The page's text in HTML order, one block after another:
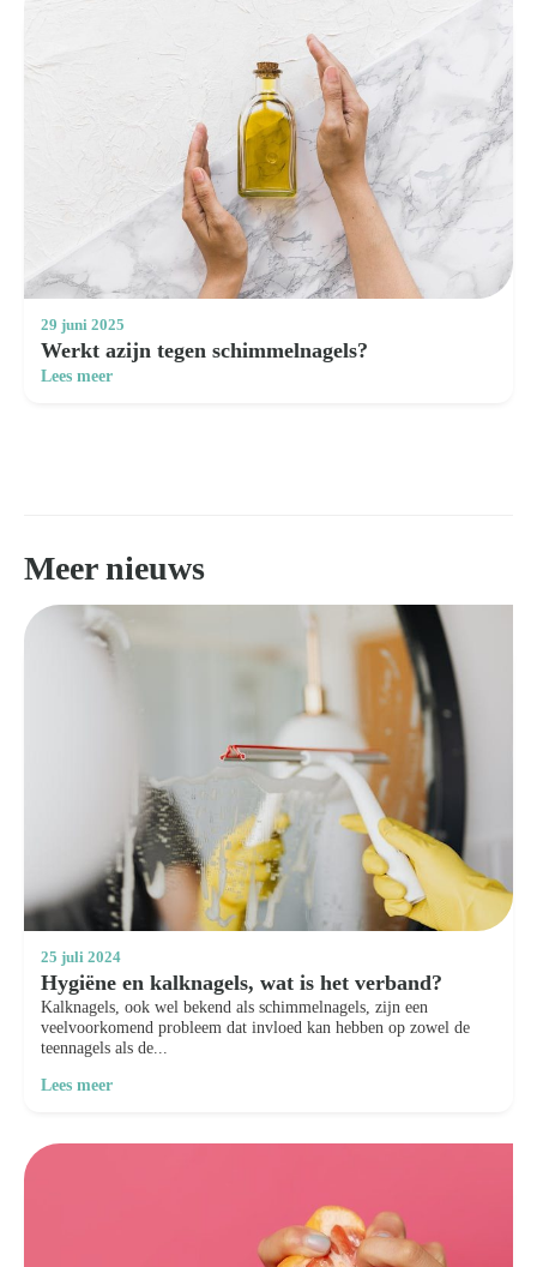
29 juni 2025
Werkt azijn tegen schimmelnagels?
Lees meer
Meer nieuws
25 juli 2024
Hygiëne en kalknagels, wat is het verband?
Kalknagels, ook wel bekend als schimmelnagels, zijn een
veelvoorkomend probleem dat invloed kan hebben op zowel de
teennagels als de...
Lees meer